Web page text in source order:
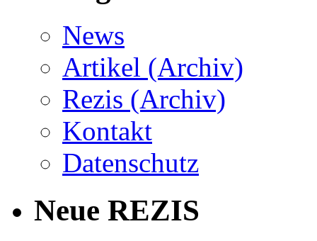
News
Artikel (Archiv)
Rezis (Archiv)
Kontakt
Datenschutz
Neue REZIS